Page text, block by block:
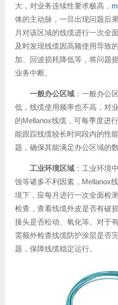
大，对业务连续性要求极高，
体的主动脉，一旦出现问题后
月对该区域的线缆进行一次全
及时发现线缆因高频使用导致
加、回波损耗降低等，将问题
业务中断。
一般办公区域 ：一般办公
低，线缆使用频率也不高，对
的Mellanox线缆，可每季度进
能跟踪线缆较长时间段内的性
题，确保其能满足办公区域的
工业环境区域 ：工业环境
蚀等诸多不利因素，Mellanox
境下，应每月进行一次全面检
检查，查看线缆外皮是否有破
接头是否松动、氧化等。对于
需额外检查线缆防护涂层是否
题，保障线缆稳定运行。